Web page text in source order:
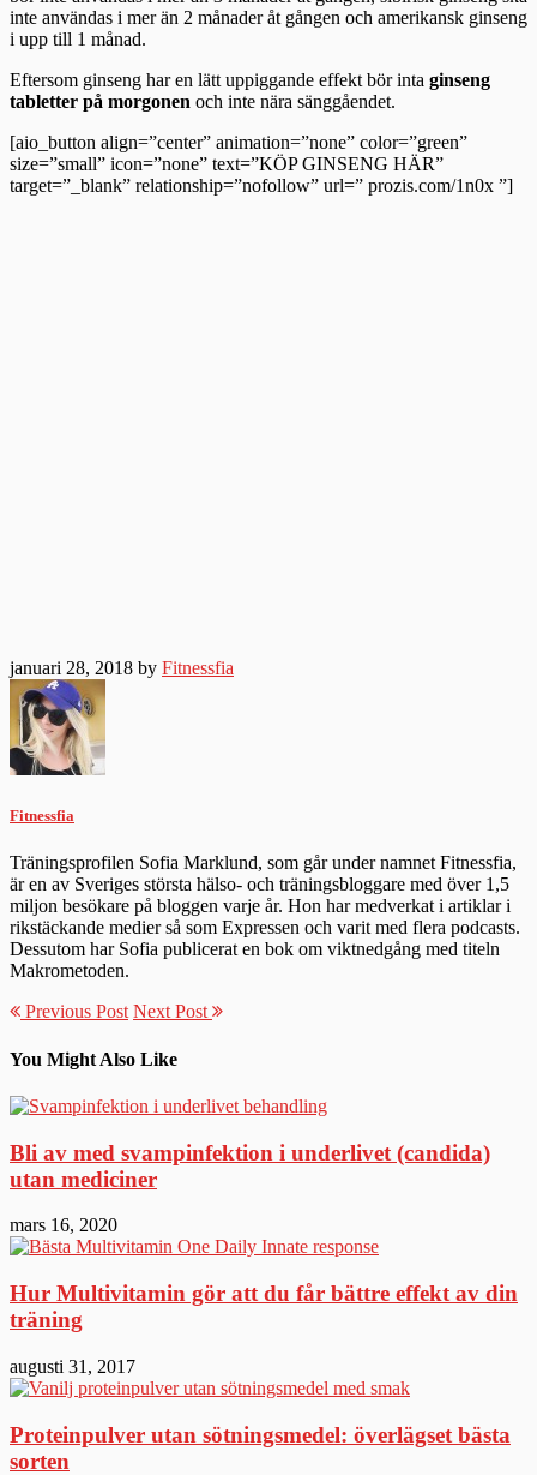
inte användas i mer än 2 månader åt gången och amerikansk ginseng
i upp till 1 månad.
Eftersom ginseng har en lätt uppiggande effekt bör inta ginseng
tabletter på morgonen och inte nära sänggåendet.
[aio_button align=”center” animation=”none” color=”green”
size=”small” icon=”none” text=”KÖP GINSENG HÄR”
target=”_blank” relationship=”nofollow” url=” prozis.com/1n0x ”]
januari 28, 2018 by Fitnessfia
Fitnessfia
Träningsprofilen Sofia Marklund, som går under namnet Fitnessfia,
är en av Sveriges största hälso- och träningsbloggare med över 1,5
miljon besökare på bloggen varje år. Hon har medverkat i artiklar i
rikstäckande medier så som Expressen och varit med flera podcasts.
Dessutom har Sofia publicerat en bok om viktnedgång med titeln
Makrometoden.
Previous Post Next Post
You Might Also Like
Bli av med svampinfektion i underlivet (candida)
utan mediciner
mars 16, 2020
Hur Multivitamin gör att du får bättre effekt av din
träning
augusti 31, 2017
Proteinpulver utan sötningsmedel: överlägset bästa
sorten